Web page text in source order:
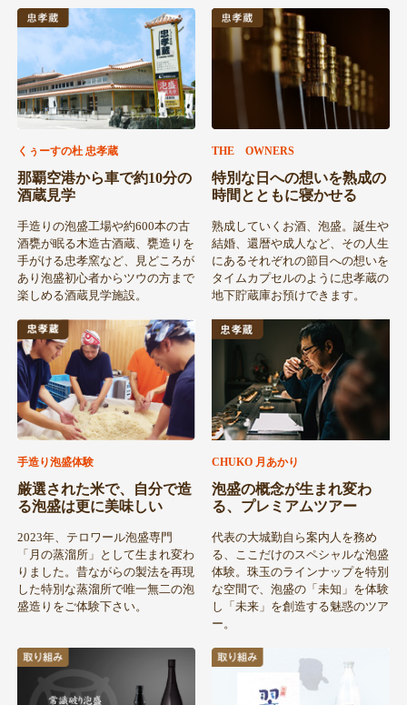
くぅーすの杜 忠孝蔵
那覇空港から車で約10分の
酒蔵見学
手造りの泡盛工場や約600本の古
酒甕が眠る木造古酒蔵、甕造りを
手がける忠孝窯など、見どころが
あり泡盛初心者からツウの方まで
楽しめる酒蔵見学施設。
THE OWNERS
特別な日への想いを熟成の
時間とともに寝かせる
熟成していくお酒、泡盛。誕生や
結婚、還暦や成人など、その人生
にあるそれぞれの節目への想いを
タイムカプセルのように忠孝蔵の
地下貯蔵庫お預けできます。
⼿造り泡盛体験
厳選された⽶で、⾃分で造
る泡盛は更に美味しい
2023年、テロワール泡盛専⾨
「⽉の蒸溜所」として⽣まれ変わ
りました。昔ながらの製法を再現
した特別な蒸溜所で唯⼀無⼆の泡
盛造りをご体験下さい。
CHUKO 月あかり
泡盛の概念が生まれ変わ
る、プレミアムツアー
代表の大城勤自ら案内人を務め
る、ここだけのスペシャルな泡盛
体験。珠玉のラインナップを特別
な空間で、泡盛の「未知」を体験
し「未来」を創造する魅惑のツア
ー。